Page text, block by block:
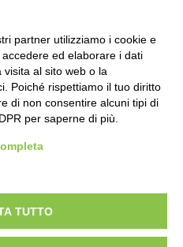
di
la
umana
il
in
partner utilizziamo i cookie e
ed elaborare i dati
al sito web o la
Poiché rispettiamo il tuo diritto
di non consentire alcuni tipi di
per saperne di più.
TUTTO